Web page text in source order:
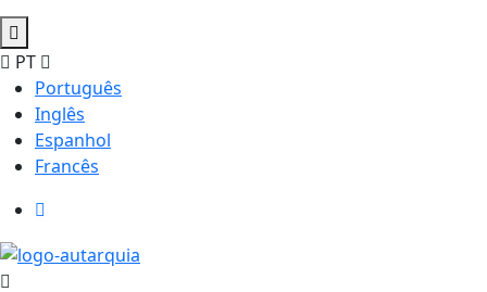
PT
Português
Inglês
Espanhol
Francês